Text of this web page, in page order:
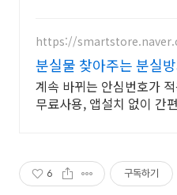
https://
분실물 찾아주는 분실
계속 바뀌는 안심번호가
무료사용, 앱설치 없이 간
6 구독하기